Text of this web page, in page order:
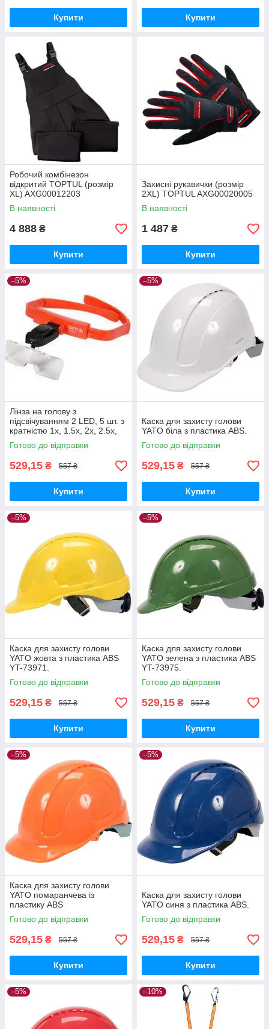
Купити Купити
Робочий комбінезон
відкритий TOPTUL (розмір
XL) AXG00012203
В наявності
4 888 ₴
Купити
Захисні рукавички (розмір
2XL) TOPTUL AXG00020005
В наявності
1 487 ₴
Купити
–5%
Лінза на голову з
підсвічуванням 2 LED, 5 шт. з
кратністю 1х, 1.5х, 2х, 2.5х,
3.5х, YT-73842 YATO
Готово до відправки
529,15 ₴ 557 ₴
Купити
–5%
Каска для захисту голови
YATO біла з пластика ABS.
Готово до відправки
529,15 ₴ 557 ₴
Купити
–5%
Каска для захисту голови
YATO жовта з пластика ABS
YT-73971.
Готово до відправки
529,15 ₴ 557 ₴
Купити
–5%
Каска для захисту голови
YATO зелена з пластика ABS
YT-73975.
Готово до відправки
529,15 ₴ 557 ₴
Купити
–5%
Каска для захисту голови
YATO помаранчева із
пластику ABS
Готово до відправки
529,15 ₴ 557 ₴
Купити
–5%
Каска для захисту голови
YATO синя з пластика ABS.
Готово до відправки
529,15 ₴ 557 ₴
Купити
–5% –10%